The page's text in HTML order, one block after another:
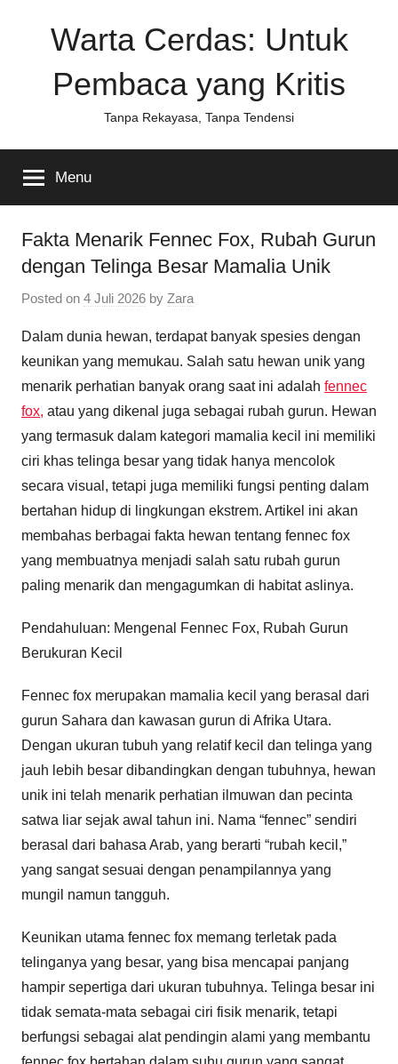
Warta Cerdas: Untuk
Pembaca yang Kritis
Tanpa Rekayasa, Tanpa Tendensi
Menu
Fakta Menarik Fennec Fox, Rubah Gurun
dengan Telinga Besar Mamalia Unik
Posted on 4 Juli 2026 by Zara
Dalam dunia hewan, terdapat banyak spesies dengan
keunikan yang memukau. Salah satu hewan unik yang
menarik perhatian banyak orang saat ini adalah fennec
fox, atau yang dikenal juga sebagai rubah gurun. Hewan
yang termasuk dalam kategori mamalia kecil ini memiliki
ciri khas telinga besar yang tidak hanya mencolok
secara visual, tetapi juga memiliki fungsi penting dalam
bertahan hidup di lingkungan ekstrem. Artikel ini akan
membahas berbagai fakta hewan tentang fennec fox
yang membuatnya menjadi salah satu rubah gurun
paling menarik dan mengagumkan di habitat aslinya.
Pendahuluan: Mengenal Fennec Fox, Rubah Gurun
Berukuran Kecil
Fennec fox merupakan mamalia kecil yang berasal dari
gurun Sahara dan kawasan gurun di Afrika Utara.
Dengan ukuran tubuh yang relatif kecil dan telinga yang
jauh lebih besar dibandingkan dengan tubuhnya, hewan
unik ini telah menarik perhatian ilmuwan dan pecinta
satwa liar sejak awal tahun ini. Nama “fennec” sendiri
berasal dari bahasa Arab, yang berarti “rubah kecil,”
yang sangat sesuai dengan penampilannya yang
mungil namun tangguh.
Keunikan utama fennec fox memang terletak pada
telinganya yang besar, yang bisa mencapai panjang
hampir sepertiga dari ukuran tubuhnya. Telinga besar ini
tidak semata-mata sebagai ciri fisik menarik, tetapi
berfungsi sebagai alat pendingin alami yang membantu